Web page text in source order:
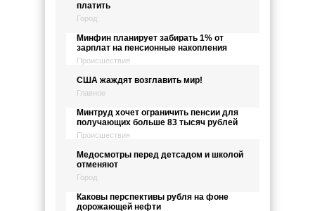
платить
Город
Минфин планирует забирать 1% от
зарплат на пенсионные накопления
Происшествия
США жаждят возглавить мир!
Главное
Минтруд хочет ограничить пенсии для
получающих больше 83 тысяч рублей
Происшествия
Медосмотры перед детсадом и школой
отменяют
Город
Каковы перспективы рубля на фоне
дорожающей нефти